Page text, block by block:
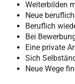
Weiterbilden
Neue
Beruflich
Bei
Eine private
Sich
Neue Wege